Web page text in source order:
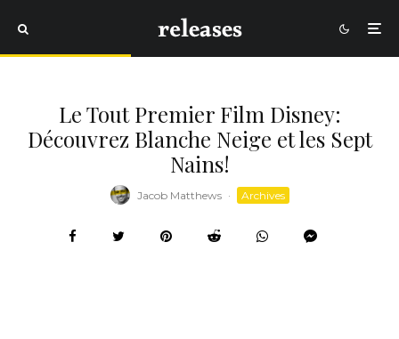
Le Tout Premier Film Disney:
Découvrez Blanche Neige et les Sept
Nains!
Jacob Matthews · Archives